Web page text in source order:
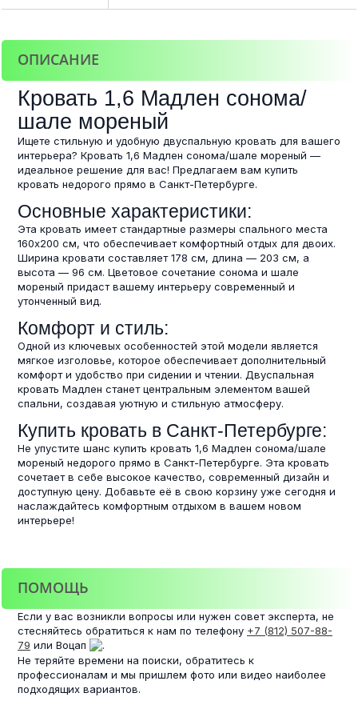
ОПИСАНИЕ
Кровать 1,6 Мадлен сонома/
шале мореный
Ищете стильную и удобную двуспальную кровать для вашего
интерьера? Кровать 1,6 Мадлен сонома/шале мореный —
идеальное решение для вас! Предлагаем вам купить
кровать недорого прямо в Санкт-Петербурге.
Основные характеристики:
Эта кровать имеет стандартные размеры спального места
160х200 см, что обеспечивает комфортный отдых для двоих.
Ширина кровати составляет 178 см, длина — 203 см, а
высота — 96 см. Цветовое сочетание сонома и шале
мореный придаст вашему интерьеру современный и
утонченный вид.
Комфорт и стиль:
Одной из ключевых особенностей этой модели является
мягкое изголовье, которое обеспечивает дополнительный
комфорт и удобство при сидении и чтении. Двуспальная
кровать Мадлен станет центральным элементом вашей
спальни, создавая уютную и стильную атмосферу.
Купить кровать в Санкт-Петербурге:
Не упустите шанс купить кровать 1,6 Мадлен сонома/шале
мореный недорого прямо в Санкт-Петербурге. Эта кровать
сочетает в себе высокое качество, современный дизайн и
доступную цену. Добавьте её в свою корзину уже сегодня и
наслаждайтесь комфортным отдыхом в вашем новом
интерьере!
ПОМОЩЬ
Если у вас возникли вопросы или нужен совет эксперта, не
стесняйтесь обратиться к нам по телефону +7 (812) 507-88-
79 или Воцап
.
Не теряйте времени на поиски, обратитесь к
профессионалам и мы пришлем фото или видео наиболее
подходящих вариантов.